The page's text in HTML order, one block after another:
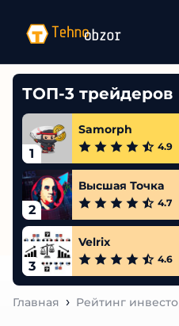
ТОП-3 трейдеров
1
Samorph
4.9
2
Высшая Точка
4.7
3
Velrix
4.6
Главная Рейтинг